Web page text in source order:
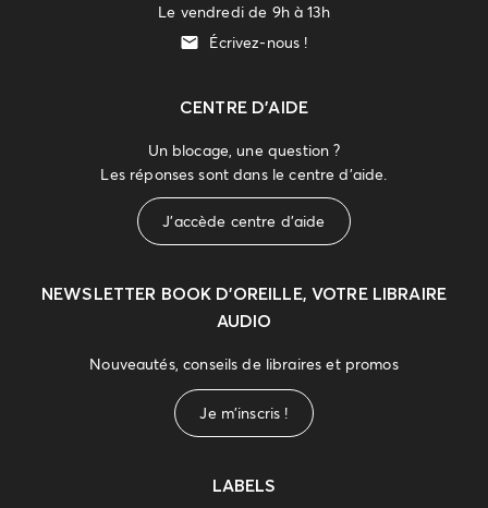
Le vendredi de 9h à 13h
Écrivez-nous !
CENTRE D'AIDE
Un blocage, une question ?
Les réponses sont dans le centre d'aide.
J'accède centre d'aide
NEWSLETTER BOOK D’OREILLE, VOTRE LIBRAIRE
AUDIO
Nouveautés, conseils de libraires et promos
Je m'inscris !
LABELS